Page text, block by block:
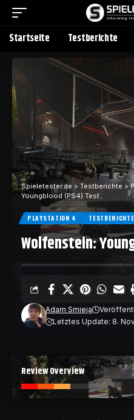
Startseite Testberichte
Spieletester.de > Testberichte >
Youngblood (PS4) Test
PLAYSTATION 4 TESTBERICHTE
Wolfenstein:
Adam Smieja
Letztes Update: 8.
Review Overview